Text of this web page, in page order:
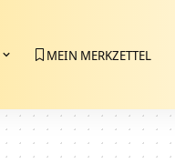
MEIN MERKZETTEL